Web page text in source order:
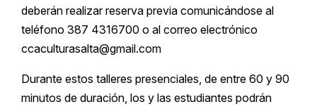
deberán realizar reserva previa comunicándose al
teléfono 387 4316700 o al correo electrónico
ccaculturasalta@gmail.com
Durante estos talleres presenciales, de entre 60 y 90
minutos de duración, los y las estudiantes podrán